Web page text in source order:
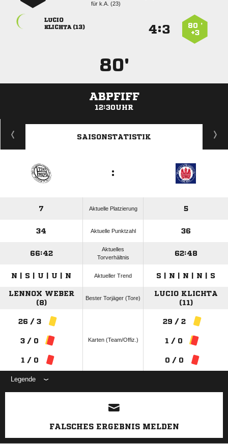
fürk.A. (23)
80 ’
+3
:

 
80'
ABPFIFF
12:30UHR
ANZEIGE
SAISONSTATISTIK
:
7 Aktuelle Platzierung 5
34 Aktuelle Punktzahl 36
66:42
Aktuelles
Torverhältnis
62:48
N | S | U | U | N Aktueller Trend S | N | N | N | S
LENNOX WEBER
(8)
Bester Torjäger (Tore)
LUCIO KLICHTA
(11)
26 / 3
3 / 0
1 / 0
Karten (Team/Offiz.)
29 / 2
1 / 0
0 / 0
Legende
ANZEIGE
FALSCHES ERGEBNIS MELDEN